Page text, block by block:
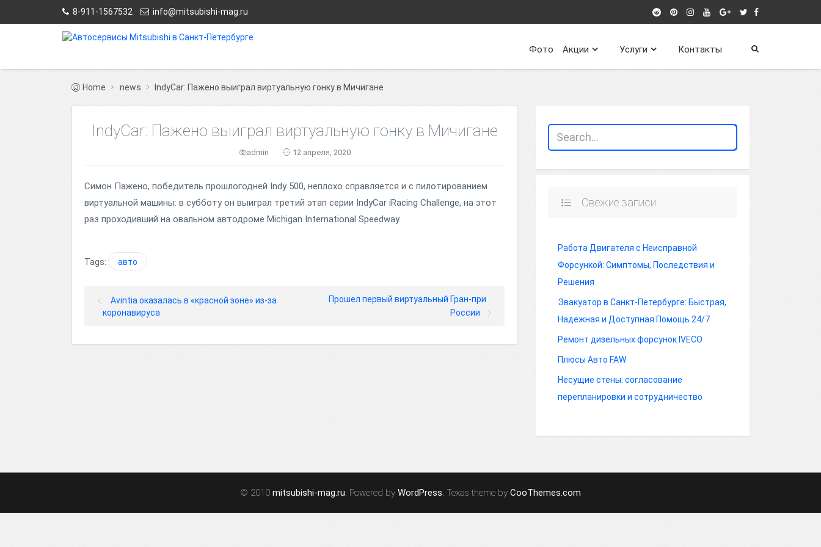
8-911-1567532 info@mitsubishi-mag.ru
Контакты
Услуги
Акции
Фото
Home news IndyCar: Пажено выиграл виртуальную гонку в Мичигане
IndyCar: Пажено выиграл виртуальную гонку в Мичигане
admin 12 апреля, 2020
Симон Пажено, победитель прошлогодней Indy 500, неплохо справляется и с пилотированием
виртуальной машины: в субботу он выиграл третий этап серии IndyCar iRacing Challenge, на этот
раз проходивший на овальном автодроме Michigan International Speedway.
Tags: авто
Avintia оказалась в «красной зоне» из-за
коронавируса
Прошел первый виртуальный Гран-при
России
Свежие записи
Работа Двигателя с Неисправной
Форсункой: Симптомы, Последствия и
Решения
Эвакуатор в Санкт-Петербурге: Быстрая,
Надежная и Доступная Помощь 24/7
Ремонт дизельных форсунок IVECO
Плюсы Авто FAW
Несущие стены: согласование
перепланировки и сотрудничество
© 2010 mitsubishi-mag.ru. Powered by WordPress. Texas theme by CooThemes.com